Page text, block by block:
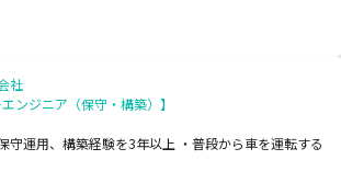
社
ンジニア（保守・構築）】
守運用、構築経験を3年以上 ・普段から車を運転する